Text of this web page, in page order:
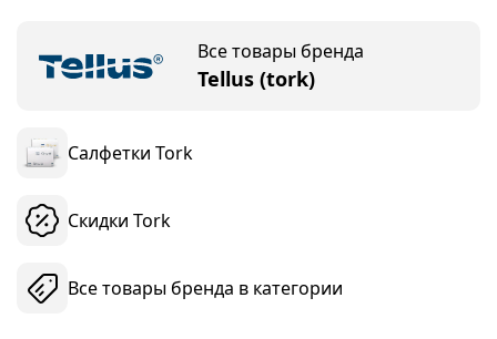
Все товары бренда
Tellus (tork)
Салфетки Tork
Скидки Tork
Все товары бренда в категории